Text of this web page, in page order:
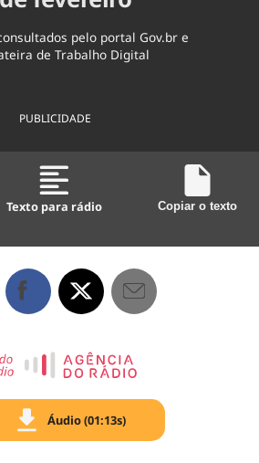
pelo portal Gov.br e
de Trabalho Digital
PUBLICIDADE
Texto para rádio Copiar o texto
Áudio (01:13s)